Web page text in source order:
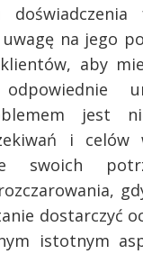
na jego
aby
jest
i celów
swoich
dostarczyć
istotnym